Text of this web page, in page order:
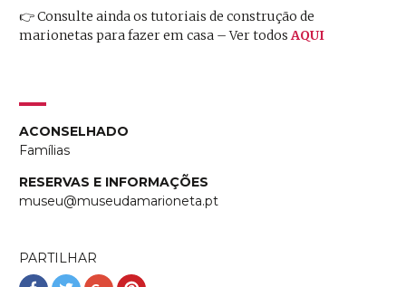
👉Consulte ainda os tutoriais de construção de
marionetas para fazer em casa – Ver todosAQUI
ACONSELHADO
Famílias
RESERVAS E INFORMAÇÕES
museu@museudamarioneta.pt
PARTILHAR
PartilharPartilharPartilharPartilhar